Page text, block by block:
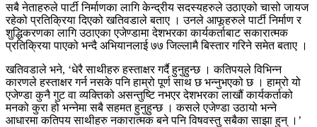
सबै नेताहरुले पार्टी निर्माणका लागि केन्द्रीय सदस्यहरुले उठाएको चासो जायज
रहेको प्रतिक्रिया दिएको खतिवडाले बताए । उनले आफूहरुले पार्टी निर्माण र
शुद्धिकरणका लागि उठाएका एजेण्डामा देशभरका कार्यकर्ताबाट सकारात्मक
प्रतिक्रिया पाएको भन्दै अभियानलाई ७७ जिल्लामै बिस्तार गरिने समेत बताए ।
खतिवडाले भने, ‘धेरै साथीहरु हस्ताक्षर गर्दै हुनुहुन्छ । कतिपयले विभिन्न
कारणले हस्ताक्षर गर्न नसके पनि हाम्रो पूर्ण साथ छ भन्नुभएको छ । हाम्रो यो
एजेण्डा कुनै गुट वा व्यक्तिको असन्तुष्टि नभएर देशभरका लाखौं कार्यकर्ताको
मनको कुरा हो भन्नेमा सबै सहमत हुनुहुन्छ । कसले एजेण्डा उठायो भन्ने
आधारमा कतिपय साथीहरु नकारात्मक बने पनि विषवस्तु सबैका साझा हुन् ।’